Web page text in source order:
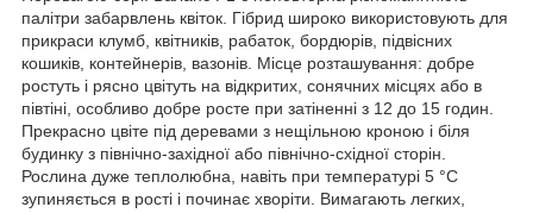
палітри забарвлень квіток. Гібрид широко використовують для
прикраси клумб, квітників, рабаток, бордюрів, підвісних
кошиків, контейнерів, вазонів. Місце розташування: добре
ростуть і рясно цвітуть на відкритих, сонячних місцях або в
півтіні, особливо добре росте при затіненні з 12 до 15 годин.
Прекрасно цвіте під деревами з нещільною кроною і біля
будинку з північно-західної або північно-східної сторін.
Рослина дуже теплолюбна, навіть при температурі 5 °С
зупиняється в рості і починає хворіти. Вимагають легких,